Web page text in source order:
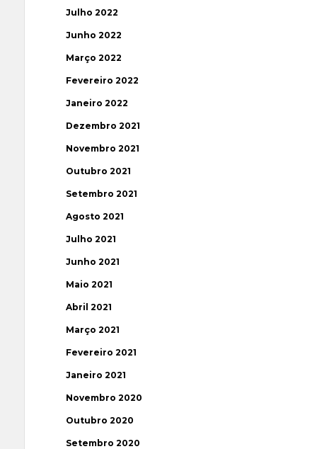
Julho 2022
Junho 2022
Março 2022
Fevereiro 2022
Janeiro 2022
Dezembro 2021
Novembro 2021
Outubro 2021
Setembro 2021
Agosto 2021
Julho 2021
Junho 2021
Maio 2021
Abril 2021
Março 2021
Fevereiro 2021
Janeiro 2021
Novembro 2020
Outubro 2020
Setembro 2020